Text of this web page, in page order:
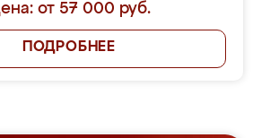
от 57 000 руб.
ПОДРОБНЕЕ